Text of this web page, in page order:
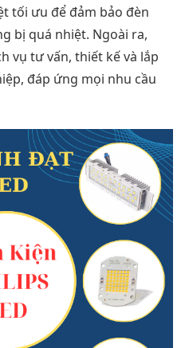
tối ưu để đảm bảo đèn
bị quá nhiệt. Ngoài ra,
vụ tư vấn, thiết kế và lắp
đáp ứng mọi nhu cầu